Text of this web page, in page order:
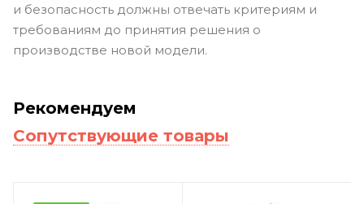
и безопасность должны отвечать критериям и
требованиям до принятия решения о
производстве новой модели.
Рекомендуем
Сопутствующие товары